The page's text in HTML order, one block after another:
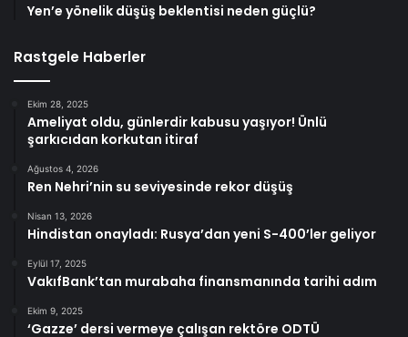
Yen’e yönelik düşüş beklentisi neden güçlü?
Rastgele Haberler
Ekim 28, 2025
Ameliyat oldu, günlerdir kabusu yaşıyor! Ünlü
şarkıcıdan korkutan itiraf
Ağustos 4, 2026
Ren Nehri’nin su seviyesinde rekor düşüş
Nisan 13, 2026
Hindistan onayladı: Rusya’dan yeni S-400’ler geliyor
Eylül 17, 2025
VakıfBank’tan murabaha finansmanında tarihi adım
Ekim 9, 2025
‘Gazze’ dersi vermeye çalışan rektöre ODTÜ